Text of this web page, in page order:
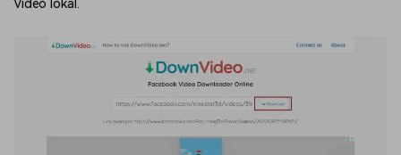
Video lokal.